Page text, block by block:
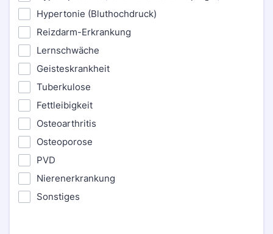
Hypertonie (Bluthochdruck)
Reizdarm-Erkrankung
Lernschwäche
Geisteskrankheit
Tuberkulose
Fettleibigkeit
Osteoarthritis
Osteoporose
PVD
Nierenerkrankung
Sonstiges